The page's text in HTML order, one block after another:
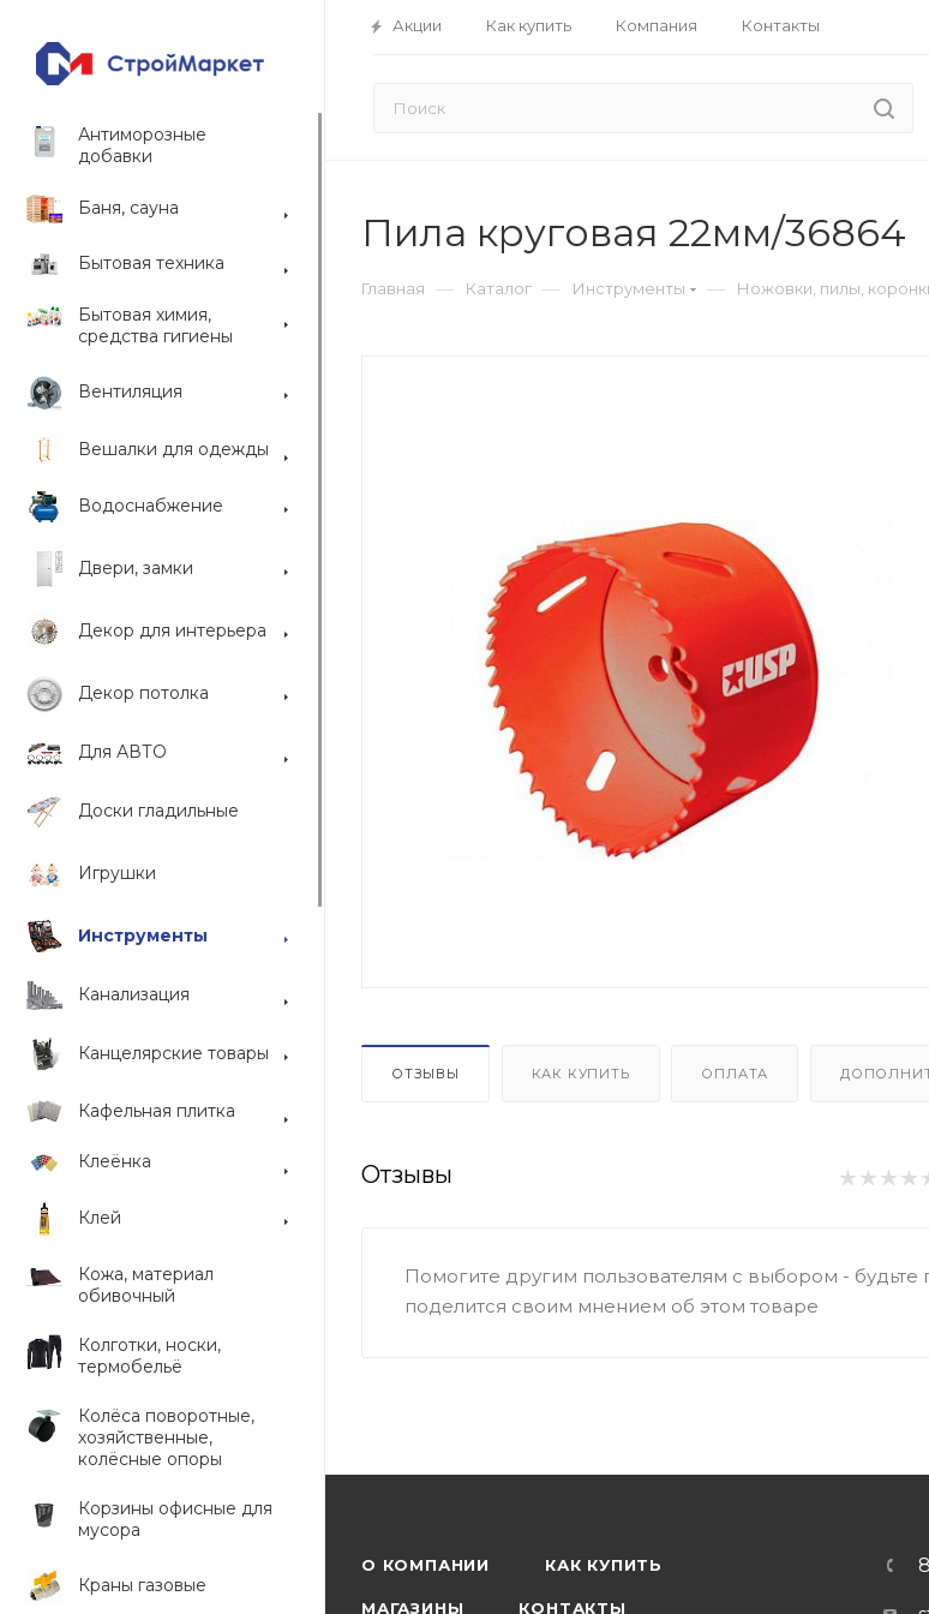
Акции Как купить Компания Контакты
Антиморозные
добавки
Баня, сауна
Бытовая техника
Бытовая химия,
средства гигиены
Вентиляция
Вешалки для одежды
Водоснабжение
Двери, замки
Декор для интерьера
Декор потолка
Для АВТО
Доски гладильные
Игрушки
Инструменты
Канализация
Канцелярские товары
Кафельная плитка
Клеёнка
Клей
Кожа, материал
обивочный
Колготки, носки,
термобельё
Колёса поворотные,
хозяйственные,
колёсные опоры
Корзины офисные для
мусора
Краны газовые
Пила круговая 22мм/36864
Главная — Каталог — Инструменты — Ножовки, пилы,
ОТЗЫВЫ КАК КУПИТЬ ОПЛАТА
Отзывы
Помогите другим пользователям с выбором - будьте
поделится своим мнением об этом товаре
О КОМПАНИИ КАК КУПИТЬ
МАГАЗИНЫ КОНТАКТЫ